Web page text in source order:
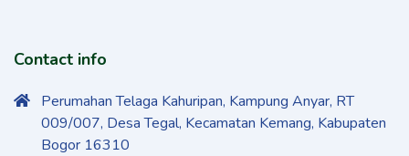
Contact info
Perumahan Telaga Kahuripan, Kampung Anyar, RT
009/007, Desa Tegal, Kecamatan Kemang, Kabupaten
Bogor 16310